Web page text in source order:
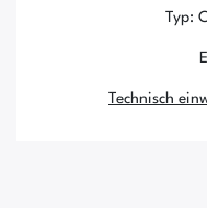
Typ:
Technisch